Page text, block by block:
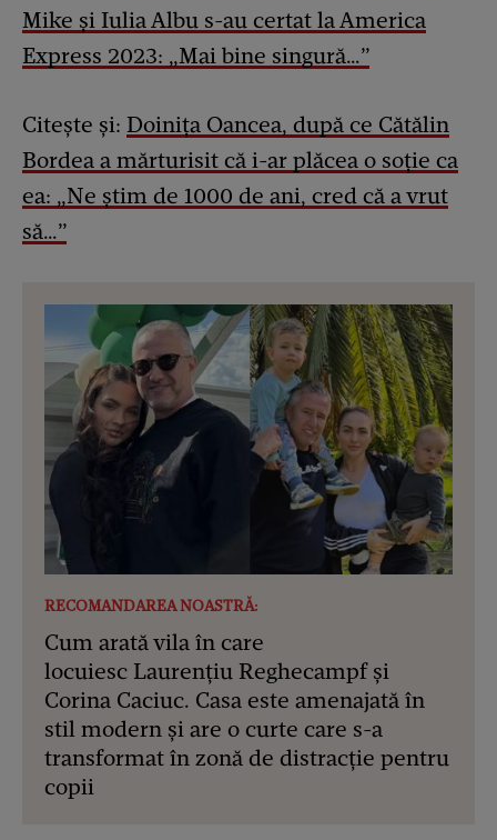
Mike și Iulia Albu s-au certat la America
Express 2023: „Mai bine singură…”
Citește și: Doinița Oancea, după ce Cătălin
Bordea a mărturisit că i-ar plăcea o soție ca
ea: „Ne știm de 1000 de ani, cred că a vrut
să…”
RECOMANDAREA NOASTRĂ:
Cum arată vila în care
locuiesc Laurențiu Reghecampf și
Corina Caciuc. Casa este amenajată în
stil modern și are o curte care s-a
transformat în zonă de distracție pentru
copii